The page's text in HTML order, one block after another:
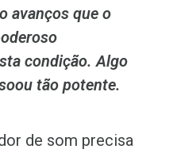
avanços que o
condição. Algo
tão potente.
de som precisa